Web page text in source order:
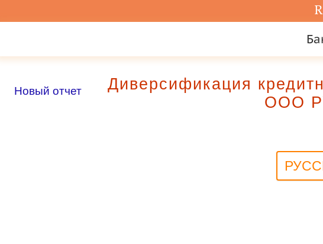
Новый отчет
Диверсификация
ООО